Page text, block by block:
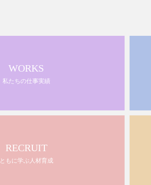
WORKS
私たちの仕事実績
RECRUIT
ともに学ぶ人材育成